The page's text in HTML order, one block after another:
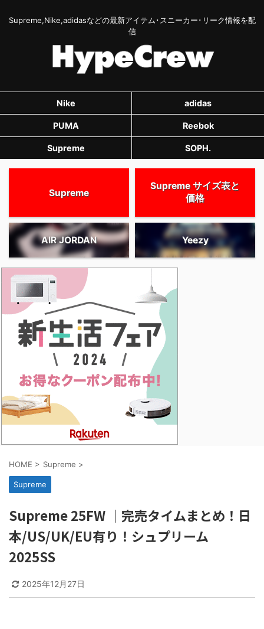
Supreme,Nike,adidasなどの最新アイテム･スニーカー･リーク情報を配
信
Nike adidas
PUMA Reebok
Supreme SOPH.
Supreme
Supreme サイズ表と
価格
AIR JORDAN Yeezy
HOME > Supreme >
Supreme
Supreme 25FW ｜完売タイムまとめ！日
本/US/UK/EU有り！シュプリーム
2025SS
2025年12月27日